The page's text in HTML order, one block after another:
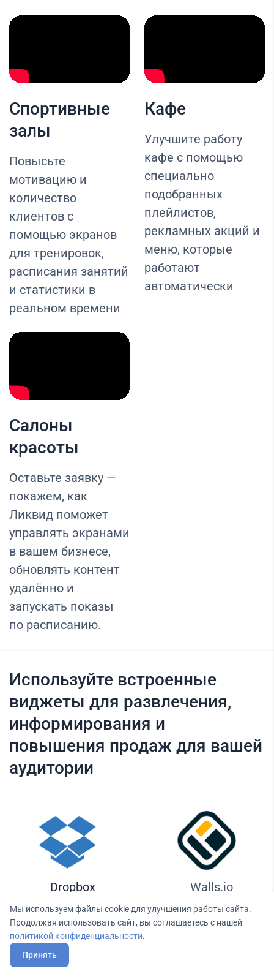
Спортивные
залы
Повысьте
мотивацию и
количество
клиентов с
помощью экранов
для тренировок,
расписания занятий
и статистики в
реальном времени
Кафе
Улучшите работу
кафе с помощью
специально
подобранных
плейлистов,
рекламных акций и
меню, которые
работают
автоматически
Салоны
красоты
Оставьте заявку —
покажем, как
Ликвид поможет
управлять экранами
в вашем бизнесе,
обновлять контент
удалённо и
запускать показы
по расписанию.
Используйте встроенные
виджеты для развлечения,
информирования и
повышения продаж для вашей
аудитории
Dropbox Walls.io
Мы используем файлы cookie для улучшения работы сайта.
Продолжая использовать сайт, вы соглашаетесь с нашей
политикой конфиденциальности.
Принять